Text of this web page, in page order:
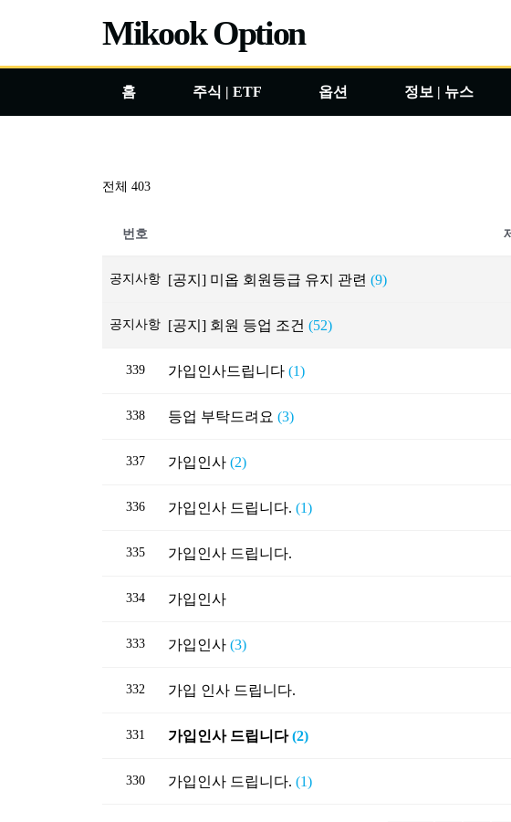
츠
Mikook Option
홈 주식 | ETF 옵션 정보 | 뉴스
전체 403
번호
공지사항 [공지] 미옵 회원등급 유지 관련 (9)
공지사항 [공지] 회원 등업 조건 (52)
339 가입인사드립니다 (1)
338 등업 부탁드려요 (3)
337 가입인사 (2)
336 가입인사 드립니다. (1)
335 가입인사 드립니다.
334 가입인사
333 가입인사 (3)
332 가입 인사 드립니다.
331 가입인사 드립니다(2)
330 가입인사 드립니다. (1)